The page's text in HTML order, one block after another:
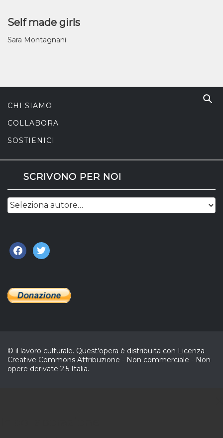
Self made girls
Sara Montagnani
CHI SIAMO
COLLABORA
SOSTIENICI
SCRIVONO PER NOI
facebook
twitter
© il lavoro culturale. Quest'opera è distribuita con Licenza
Creative Commons Attribuzione - Non commerciale - Non
opere derivate 2.5 Italia.